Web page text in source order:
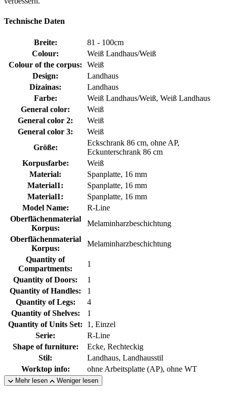
Technische Daten
Breite:
81 - 100cm
Colour:
Weiß Landhaus/Weiß
Colour of the corpus:
Weiß
Design:
Landhaus
Dizainas:
Landhaus
Farbe:
Weiß Landhaus/Weiß, Weiß Landhaus
General color:
Weiß
General color 2:
Weiß
General color 3:
Weiß
Größe:
Eckschrank 86 cm, ohne AP,
Eckunterschrank 86 cm
Korpusfarbe:
Weiß
Material:
Spanplatte, 16 mm
Material1:
Spanplatte, 16 mm
Material1:
Spanplatte, 16 mm
Model Name:
R-Line
Oberflächenmaterial
Korpus:
Melaminharzbeschichtung
Oberflächenmaterial
Korpus:
Melaminharzbeschichtung
Quantity of
Compartments:
1
Quantity of Doors:
1
Quantity of Handles:
1
Quantity of Legs:
4
Quantity of Shelves:
1
Quantity of Units Set:
1, Einzel
Serie:
R-Line
Shape of furniture:
Ecke, Rechteckig
Stil:
Landhaus, Landhausstil
Worktop info:
ohne Arbeitsplatte (AP), ohne WT
Mehr lesen Weniger lesen